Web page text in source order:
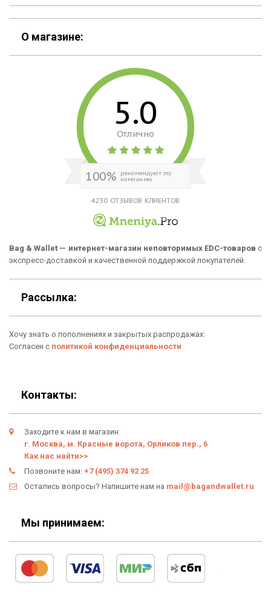
Контакты
Шоурум
Материалы
Способы оплаты
Подарочные сертификаты
Условия возврата
Оферта
Политика конфиденциальности
Личный кабинет
Скидки
Кошельки
Для гаджетов
Аксессуары
Популярные товары
О магазине:
5.0
Отлично
100% рекомендуют эту
компанию
4230 ОТЗЫВОВ КЛИЕНТОВ
Bag & Wallet — интернет-магазин неповторимых EDC-товаров с
экспресс-доставкой и качественной поддержкой покупателей.
Рассылка:
Хочу знать о пополнениях и закрытых распродажах:
Согласен с политикой конфиденциальности
Контакты:
Заходите к нам в магазин:
г. Москва, м. Красные ворота, Орликов пер., 6
Как нас найти>>
Позвоните нам: +7 (495) 374 92 25
Остались вопросы? Напишите нам на mail@bagandwallet.ru
Мы принимаем: